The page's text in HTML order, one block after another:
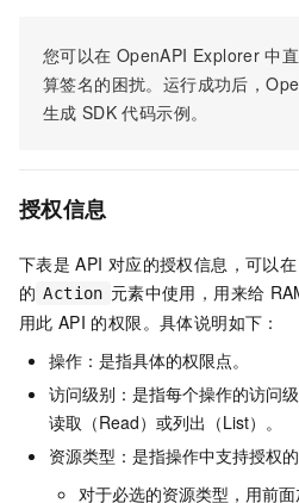
您可以在 OpenAPI Explorer 中
算签名的困扰。运行成功后，
生成 SDK 代码示例。
授权信息
下表是 API 对应的授权信息，可以在
的 Action 元素中使用，用来给
用此 API 的权限。具体说明如下：
操作：是指具体的权限点。
访问级别：是指每个操作的访问
读取（Read）或列出（List）。
资源类型：是指操作中支持授权
对于必选的资源类型，用前面